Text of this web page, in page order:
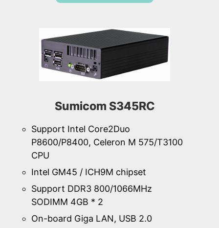
Sumicom S345RC
Support Intel Core2Duo
P8600/P8400, Celeron M 575/T3100
CPU
Intel GM45 / ICH9M chipset
Support DDR3 800/1066MHz
SODIMM 4GB * 2
On-board Giga LAN, USB 2.0